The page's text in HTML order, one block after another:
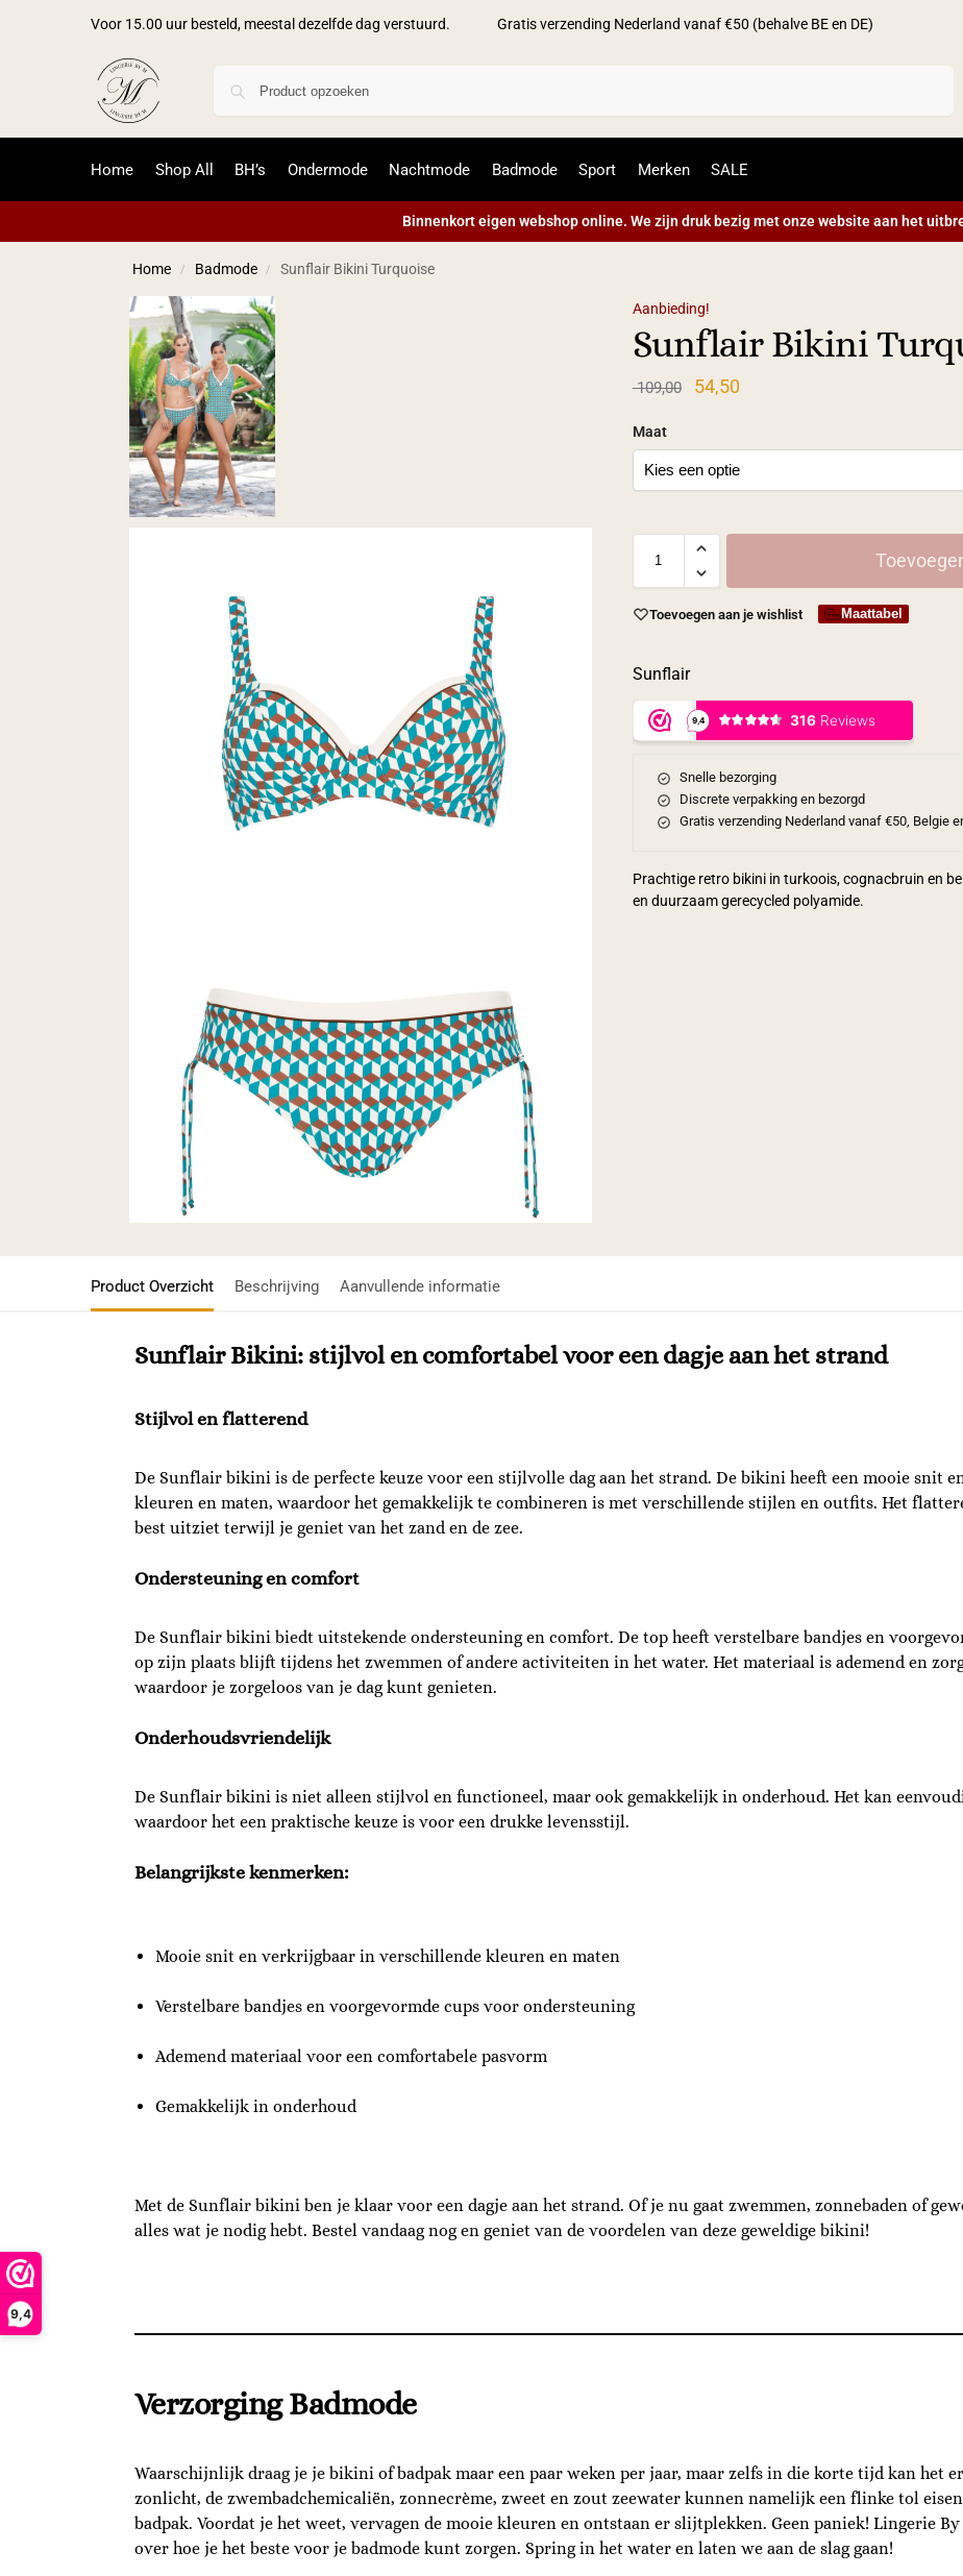
9,4
Voor 15.00 uur besteld, meestal dezelfde dag verstuurd. Gratis verzending Nederland vanaf €50 (behalve BE en DE)
Home Shop All BH’s Ondermode Nachtmode Badmode Sport Merken SALE
Binnenkort eigen webshop online. We zijn druk bezig met onze website aan het
Home / Badmode / Sunflair Bikini Turquoise
Aanbieding!
Sunflair Bikini
109,00 54,50
Maat
Toevoegen aan je wishlist Maattabel
Sunflair
Snelle bezorging
Discrete verpakking en bezorgd
Gratis verzending Nederland vanaf €50, Belgie
Prachtige retro bikini in turkoois, cognacbruin en
en duurzaam gerecycled polyamide.
Product Overzicht Beschrijving Aanvullende informatie
Sunflair Bikini: stijlvol en comfortabel voor een dagje aan het strand
Stijlvol en flatterend
De Sunflair bikini is de perfecte keuze voor een stijlvolle dag aan het strand. De bikini heeft een mooie snit
kleuren en maten, waardoor het gemakkelijk te combineren is met verschillende stijlen en outfits. Het
best uitziet terwijl je geniet van het zand en de zee.
Ondersteuning en comfort
De Sunflair bikini biedt uitstekende ondersteuning en comfort. De top heeft verstelbare bandjes en
op zijn plaats blijft tijdens het zwemmen of andere activiteiten in het water. Het materiaal is ademend en
waardoor je zorgeloos van je dag kunt genieten.
Onderhoudsvriendelijk
De Sunflair bikini is niet alleen stijlvol en functioneel, maar ook gemakkelijk in onderhoud. Het kan
waardoor het een praktische keuze is voor een drukke levensstijl.
Belangrijkste kenmerken:
Mooie snit en verkrijgbaar in verschillende kleuren en maten
Verstelbare bandjes en voorgevormde cups voor ondersteuning
Ademend materiaal voor een comfortabele pasvorm
Gemakkelijk in onderhoud
Met de Sunflair bikini ben je klaar voor een dagje aan het strand. Of je nu gaat zwemmen, zonnebaden of
alles wat je nodig hebt. Bestel vandaag nog en geniet van de voordelen van deze geweldige bikini!
Verzorging Badmode
Waarschijnlijk draag je je bikini of badpak maar een paar weken per jaar, maar zelfs in die korte tijd kan het
zonlicht, de zwembadchemicaliën, zonnecrème, zweet en zout zeewater kunnen namelijk een flinke tol
badpak. Voordat je het weet, vervagen de mooie kleuren en ontstaan er slijtplekken. Geen paniek! Lingerie
over hoe je het beste voor je badmode kunt zorgen. Spring in het water en laten we aan de slag gaan!